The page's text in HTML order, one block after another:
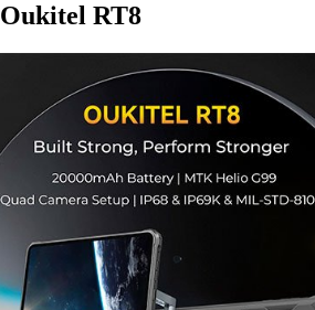
Oukitel RT8